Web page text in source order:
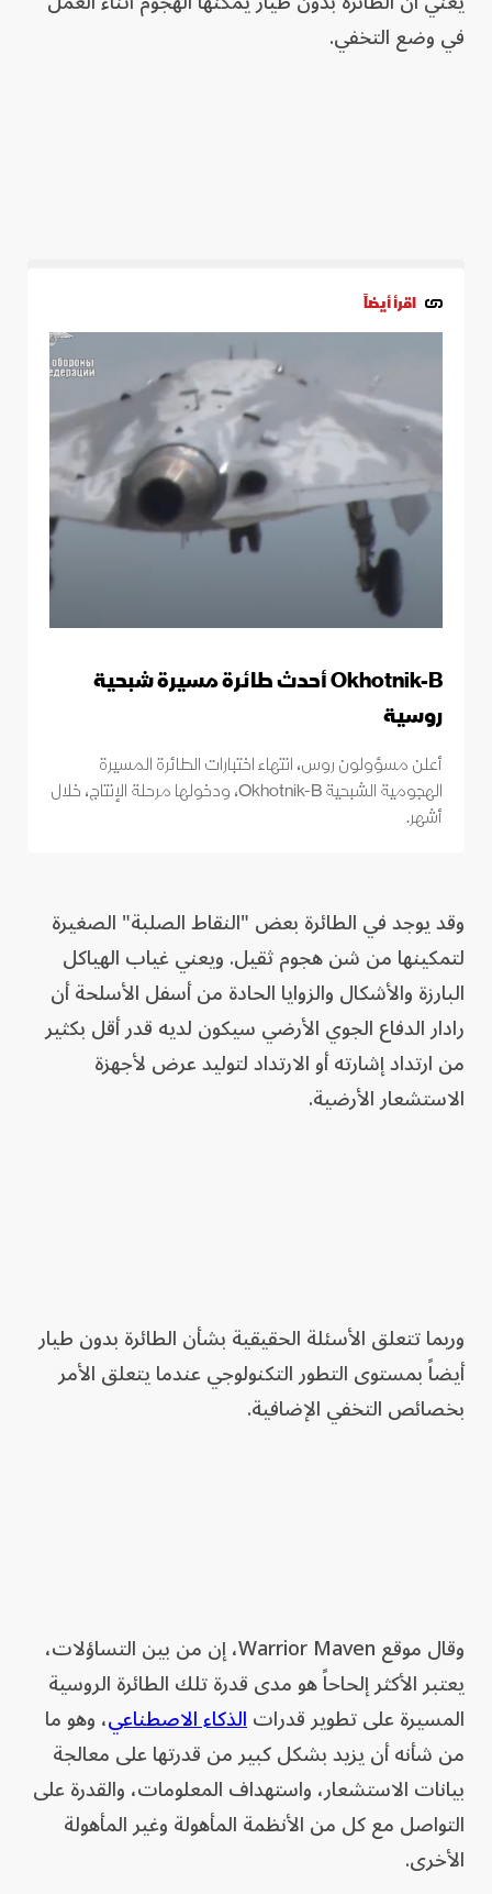
في وضع التخفي.
اقرأ أيضاً
Okhotnik-B أحدث طائرة مسيرة شبحية
روسية
أعلن مسؤولون روس، انتهاء اختبارات الطائرة المسيرة
الهجومية الشبحية Okhotnik-B، ودخولها مرحلة الإنتاج، خلال
أشهر.
وقد يوجد في الطائرة بعض "النقاط الصلبة" الصغيرة
لتمكينها من شن هجوم ثقيل. ويعني غياب الهياكل
البارزة والأشكال والزوايا الحادة من أسفل الأسلحة أن
رادار الدفاع الجوي الأرضي سيكون لديه قدر أقل بكثير
من ارتداد إشارته أو الارتداد لتوليد عرض لأجهزة
الاستشعار الأرضية.
وربما تتعلق الأسئلة الحقيقية بشأن الطائرة بدون طيار
أيضاً بمستوى التطور التكنولوجي عندما يتعلق الأمر
بخصائص التخفي الإضافية.
وقال موقع Warrior Maven، إن من بين التساؤلات،
يعتبر الأكثر إلحاحاً هو مدى قدرة تلك الطائرة الروسية
المسيرة على تطوير قدراتالذكاء الاصطناعي، وهو ما
من شأنه أن يزيد بشكل كبير من قدرتها على معالجة
بيانات الاستشعار، واستهداف المعلومات، والقدرة على
التواصل مع كل من الأنظمة المأهولة وغير المأهولة
الأخرى.